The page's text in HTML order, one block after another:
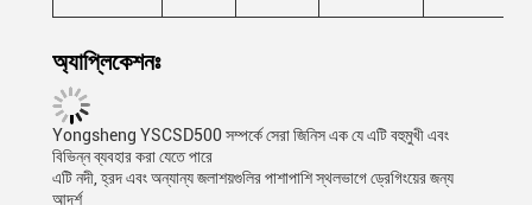
অ্যাপ্লিকেশনঃ
Yongsheng YSCSD500 সম্পর্কে সেরা জিনিস এক যে এটি বহুমুখী এবং
বিভিন্ন ব্যবহার করা যেতে পারে
এটি নদী, হ্রদ এবং অন্যান্য জলাশয়গুলির পাশাপাশি স্থলভাগে ড্রেগিংয়ের জন্য
আদর্শ